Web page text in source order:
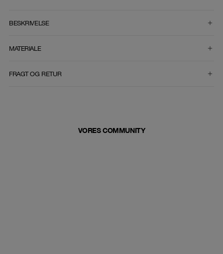
BESKRIVELSE
MATERIALE
FRAGT OG RETUR
VORES COMMUNITY